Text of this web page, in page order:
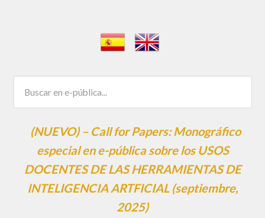
(NUEVO) – Call for Papers: Monográfico
especial en e-pública sobre los USOS
DOCENTES DE LAS HERRAMIENTAS DE
INTELIGENCIA ARTFICIAL (septiembre,
2025)